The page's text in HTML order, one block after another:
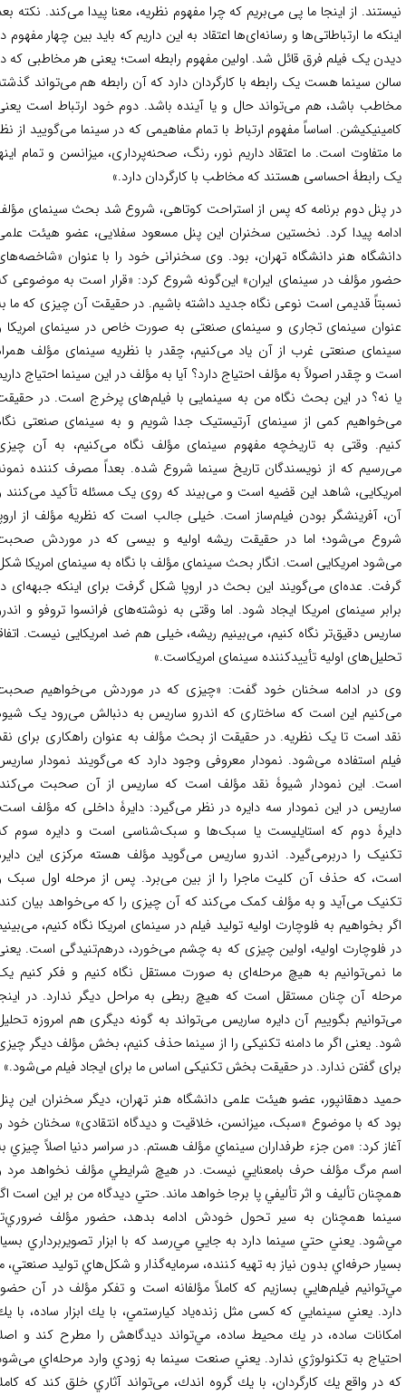
از اینجا ما پی می‌بریم که چرا مفهوم نظریه، معنا پیدا می‌کند. نکته بعد
ما ارتباطاتی‌ها و رسانه‌ای‌ها اعتقاد به این داریم که باید بین چهار مفهوم در
یک فیلم فرق قائل شد. اولین مفهوم رابطه است؛ یعنی هر مخاطبی که در
سینما هست یک رابطه با کارگردان دارد که آن رابطه هم می‌تواند گذشته
باشد، هم می‌تواند حال و یا آینده‌ باشد. دوم خود ارتباط است یعنی
اساساً مفهوم ارتباط با تمام مفاهیمی که در سینما می‌گویید از نظر
متفاوت است. ما اعتقاد داریم نور، رنگ، صحنه‌پرداری، میزانسن و تمام اینها
رابطۀ احساسی هستند که مخاطب با کارگردان دارد.»
پنل دوم برنامه که پس از استراحت کوتاهی، شروع شد بحث سینمای مؤلف
پیدا کرد. نخستین سخنران این پنل مسعود سفلایی، عضو هیئت علمی
هنر دانشگاه تهران، بود. وی سخنرانی خود را با عنوان «شاخصه‌های
مؤلف در سینمای ایران» این‌گونه شروع کرد: «قرار است به موضوعی که
قدیمی است نوعی نگاه جدید داشته باشیم. در حقیقت آن چیزی که ما به
سینمای تجاری و سینمای صنعتی به صورت خاص در سینمای امریکا و
صنعتی غرب از آن یاد می‌کنیم، چقدر با نظریه سینمای مؤلف همراه
و چقدر اصولاً به مؤلف احتیاج دارد؟ آیا به مؤلف در این سینما احتیاج داریم
نه؟ در این بحث نگاه من به سینمایی با فیلم‌های پرخرج است. در حقیقت
کمی از سینمای آرتیستیک جدا شویم و به سینمای صنعتی نگاه
وقتی به تاریخچه مفهوم سینمای مؤلف نگاه می‌‌کنیم، به آن چیزی
که از نویسندگان تاریخ سینما شروع شده. بعداً مصرف کننده نمونه
شاهد این قضیه است و می‌بیند که روی یک مسئله تأکید می‌کنند و
آفرینشگر بودن فیلم‌ساز است. خیلی جالب است که نظریه مؤلف از اروپا
می‌شود؛ اما در حقیقت ریشه اولیه و بیسی که در موردش صحبت
امریکایی است. انگار بحث سینمای مؤلف با نگاه به سینمای امریکا شکل
عده‌ای می‌گویند این بحث در اروپا شکل گرفت برای اینکه جبهه‌ای در
سینمای امریکا ایجاد شود. اما وقتی به نوشته‌های فرانسوا تروفو و اندرو
دقیق‌تر نگاه کنیم، می‌بینیم ریشه، خیلی هم ضد امریکایی نیست. اتفاقاً
اولیه تأییدکننده سینمای امریکاست.»
در ادامه سخنان خود گفت: «چیزی که در موردش می‌خواهیم صحبت
این است که ساختاری که اندرو ساریس به دنبالش می‌رود یک شیوه
است تا یک نظریه. در حقیقت از بحث مؤلف به عنوان راهکاری برای نقد
استفاده می‌شود. نمودار معروفی وجود دارد که می‌گویند نمودار ساریس
این نمودار شیوۀ نقد مؤلف است که ساریس از آن صحبت می‌کند.
در این نمودار سه دایره در نظر می‌گیرد: دایرۀ داخلی که مؤلف است،
دوم که استایلیست یا سبک‌ها و سبک‌شناسی است و دایره سوم که
را دربرمی‌گیرد. اندرو ساریس می‌گوید مؤلف هسته مرکزی این دایره
که حذف آن کلیت ماجرا را از بین می‌برد. پس از مرحله اول سبک و
می‌آید و به مؤلف کمک می‌کند که آن چیزی را که می‌خواهد بیان کند.
بخواهیم به فلوچارت اولیه تولید فیلم در سینمای امریکا نگاه کنیم، می‌بینیم
فلوچارت اولیه، اولین چیزی که به چشم می‌خورد، درهم‌تنیدگی است. یعنی
نمی‌توانیم به هیچ مرحله‌ای به صورت مستقل نگاه کنیم و فکر کنیم یک
آن چنان مستقل است که هیچ ربطی به مراحل دیگر ندارد. در اینجا
بگوییم آن دایره ساریس می‌تواند به گونه دیگری هم امروزه تحلیل
یعنی اگر ما دامنه تکنیکی را از سینما حذف کنیم، بخش مؤلف دیگر چیزی
گفتن ندارد. در حقیقت بخش تکنیکی اساس ما برای ایجاد فیلم می‌شود.»
دهقانپور، عضو هیئت علمی دانشگاه هنر تهران، دیگر سخنران این پنل
که با موضوع «سبک، میزانسن، خلاقیت و دیدگاه انتقادی» سخنان خود را
کرد: «من جزء طرفداران سينماي مؤلف هستم. در سراسر دنيا اصلاً چيزي به
مرگ مؤلف حرف بامعنايي نيست. در هيچ شرايطي مؤلف نخواهد مرد و
تأليف و اثر تأليفي پا برجا خواهد ماند. حتي دیدگاه من بر اين است اگر
همچنان به سير تحول خودش ادامه بدهد، حضور مؤلف ضروري‌تر
يعني حتي سينما دارد به جايي مي‌رسد كه با ابزار تصويربرداري بسيار
حرفه‌اي بدون نياز به تهيه كننده، سرمايه‌گذار و شكل‌هاي توليد صنعتي، ما
فيلم‌هايي بسازيم كه كاملاً مؤلفانه است و تفكر مؤلف در آن حضور
يعني سينمايي كه کسی مثل زنده‌ياد كيارستمي، با يك ابزار ساده‌، با يك
ساده، در يك محيط ساده‌، مي‌تواند ديدگاهش را مطرح كند و اصلاً
به تكنولوژي ندارد. يعني صنعت سينما به زودي وارد مرحله‌اي می‌شود
در واقع يك كارگردان، با يك گروه اندك، می‌تواند آثاري خلق کند كه كاملاً